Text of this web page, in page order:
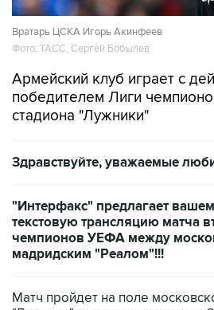
Вратарь ЦСКА Игорь Акинфеев
Фото: ТАСС, Сергей Бобылев
Армейский клуб играет с
победителем Лиги
стадиона "Лужники"
Здравствуйте, уважаемые
"Интерфакс" предлагает
текстовую трансляцию матча
чемпионов УЕФА между
мадридским "Реалом"!!!
Матч пройдет на поле